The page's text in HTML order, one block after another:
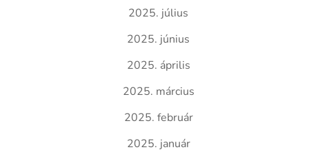
2025. július
2025. június
2025. április
2025. március
2025. február
2025. január